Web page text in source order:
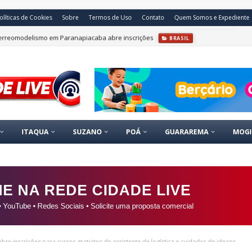
de Cookies Sobre Termos de Uso Contato Quem Somos e Expediente
em Paranapiacaba abre inscrições BRASIL
ITAQUA SUZANO POÁ GUARAREMA MOGI
NA REDE CIDADE LIVE
YouTube • Redes Sociais • Solicite uma proposta comercial